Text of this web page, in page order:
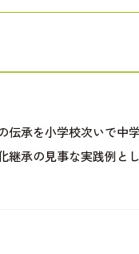
承を小学校次いで中
承の見事な実践例と